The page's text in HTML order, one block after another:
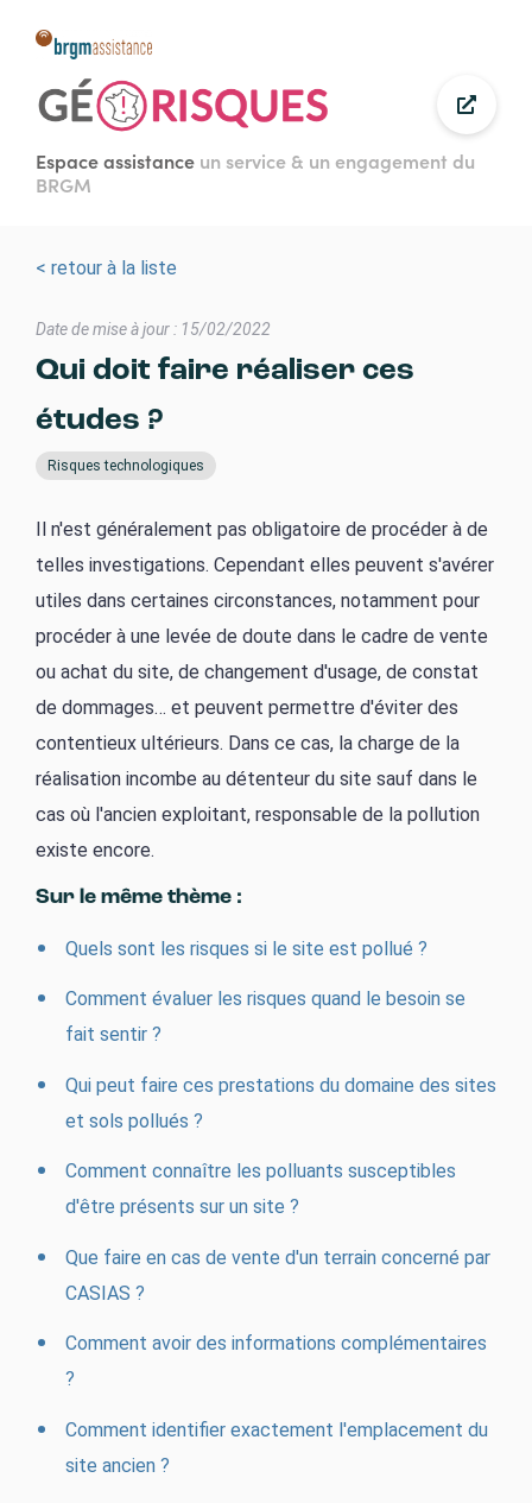
principal
Espace assistance un service & un engagement du
BRGM
< retour à la liste
Date de mise à jour : 15/02/2022
Qui doit faire réaliser ces
études ?
Risques technologiques
Il n'est généralement pas obligatoire de procéder à de
telles investigations. Cependant elles peuvent s'avérer
utiles dans certaines circonstances, notamment pour
procéder à une levée de doute dans le cadre de vente
ou achat du site, de changement d'usage, de constat
de dommages… et peuvent permettre d'éviter des
contentieux ultérieurs. Dans ce cas, la charge de la
réalisation incombe au détenteur du site sauf dans le
cas où l'ancien exploitant, responsable de la pollution
existe encore.
Sur le même thème :
Quels sont les risques si le site est pollué ?
Comment évaluer les risques quand le besoin se
fait sentir ?
Qui peut faire ces prestations du domaine des sites
et sols pollués ?
Comment connaître les polluants susceptibles
d'être présents sur un site ?
Que faire en cas de vente d'un terrain concerné par
CASIAS ?
Comment avoir des informations complémentaires
?
Comment identifier exactement l'emplacement du
site ancien ?